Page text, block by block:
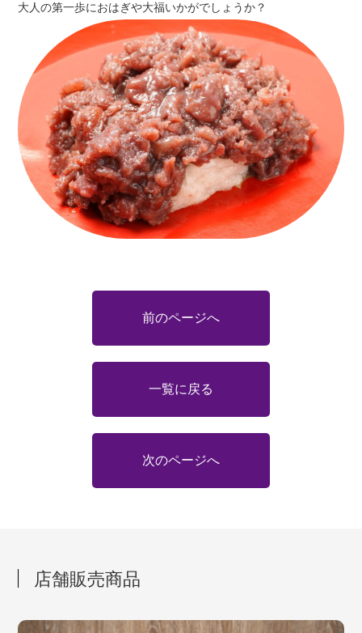
大人の第一歩におはぎや大福いかがでしょうか？
前のページへ
一覧に戻る
次のページへ
店舗販売商品